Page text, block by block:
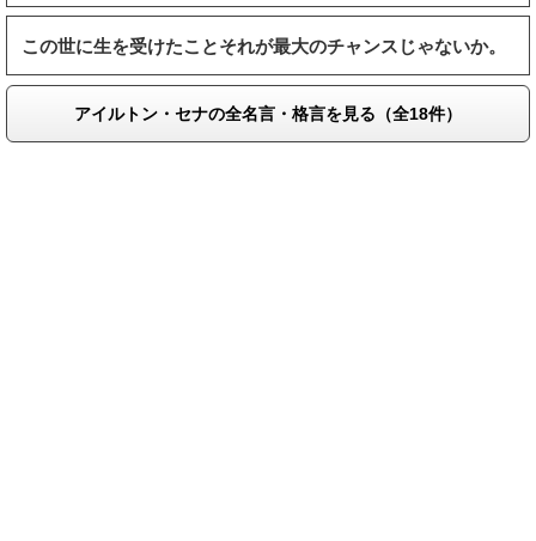
この世に生を受けたことそれが最大のチャンスじゃないか。
アイルトン・セナの全名言・格言を見る（全18件）